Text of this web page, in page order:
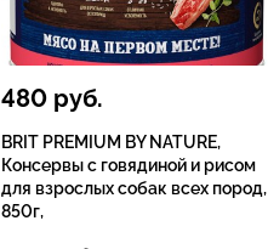
480 руб.
BRIT PREMIUM BY NATURE,
Консервы с говядиной и рисом
для взрослых собак всех пород,
850г,